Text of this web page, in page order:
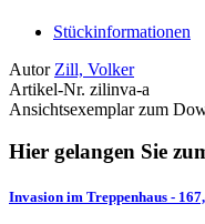
Stückinformationen
Autor Zill, Volker
Artikel-Nr. zilinva-a
Ansichtsexemplar zum
Hier gelangen Sie
Invasion im Treppenhaus -